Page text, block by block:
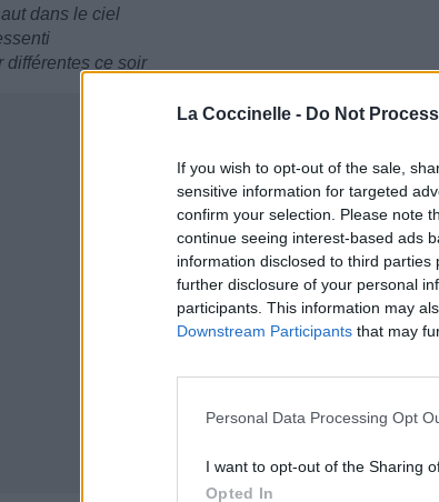
La Coccinelle - Do Not
If you wish to opt-out of the sale,
sensitive information for targeted
confirm your selection. Please note
continue seeing interest-based ads
information disclosed to third
further disclosure of your personal
participants. This information may
Downstream Participants that may
Personal Data Processing Opt
I want to opt-out of the Sharing
Opted In
dans le ciel
différentes ce soir